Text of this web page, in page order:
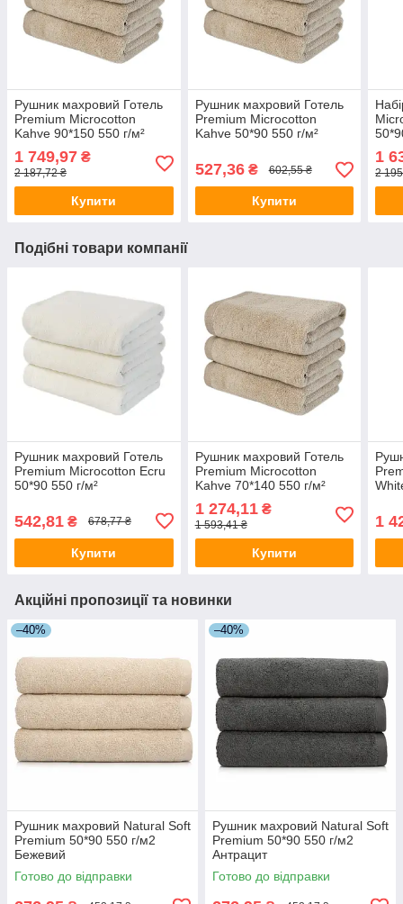
Рушник махровий Готель
Premium Microcotton
Kahve 90*150 550 г/м²
1 749,97 ₴
2 187,72 ₴
Купити
Рушник махровий Готель
Premium Microcotton
Kahve 50*90 550 г/м²
527,36₴ 602,55 ₴
Купити
1
2
Подібні товари компанії
Рушник махровий Готель
Premium Microcotton Ecru
50*90 550 г/м²
542,81 ₴ 678,77 ₴
Купити
Рушник махровий Готель
Premium Microcotton
Kahve 70*140 550 г/м²
1 274,11₴
1 593,41 ₴
Купити
1
Акційні пропозиції та новинки
–40%
Рушник махровий Natural Soft
Premium 50*90 550 г/м2
Бежевий
Готово до відправки
–40%
Рушник махровий Natural Soft
Premium 50*90 550 г/м2
Антрацит
Готово до відправки